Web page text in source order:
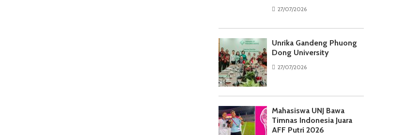
27/07/2026
Unrika Gandeng Phuong
Dong University
27/07/2026
Mahasiswa UNJ Bawa
Timnas Indonesia Juara
AFF Putri 2026